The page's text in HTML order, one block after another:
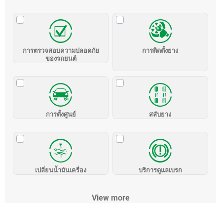
การตรวจสอบความปลอดภัย
ของรถยนต์
การติดตั้งยาง
การตั้งศูนย์ สลับยาง
เปลี่ยนน้ำมันเครื่อง บริการดูแลเบรก
View more